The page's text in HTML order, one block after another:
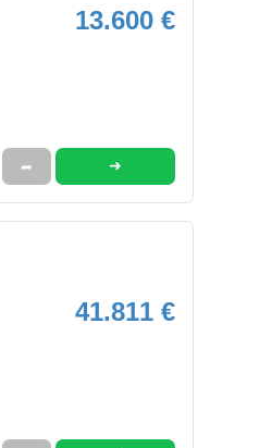
13.600 €
➦ ➜
41.811 €